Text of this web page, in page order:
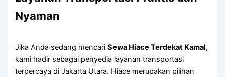
Nyaman
Jika Anda sedang mencariSewa Hiace Terdekat Kamal,
kami hadir sebagai penyedia layanan transportasi
terpercaya di Jakarta Utara. Hiace merupakan pilihan